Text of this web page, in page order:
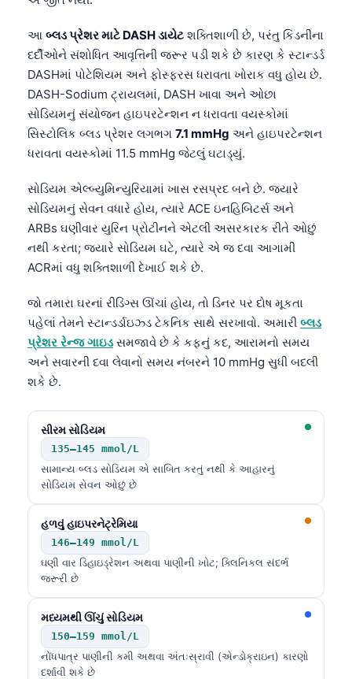
આ બ્લડ પ્રેશર માટે DASH ડાયેટ શક્તિશાળી છે, પરંતુ કિડનીના
દર્દીઓને સંશોધિત આવૃત્તિની જરૂર પડી શકે છે કારણ કે સ્ટાન્ડર્ડ
DASHમાં પોટેશિયમ અને ફોસ્ફરસ ધરાવતા ખોરાક વધુ હોય છે.
DASH-Sodium ટ્રાયલમાં, DASH ખાવા અને ઓછા
સોડિયમનું સંયોજન હાઇપરટેન્શન ન ધરાવતા વયસ્કોમાં
સિસ્ટોલિક બ્લડ પ્રેશર લગભગ 7.1 mmHg અને હાઇપરટેન્શન
ધરાવતા વયસ્કોમાં 11.5 mmHg જેટલું ઘટાડ્યું.
સોડિયમ એલ્બ્યુમિન્યુરિયામાં ખાસ રસપ્રદ બને છે. જ્યારે
સોડિયમનું સેવન વધારે હોય, ત્યારે ACE ઇનહિબિટર્સ અને
ARBs ઘણીવાર યુરિન પ્રોટીનને એટલી અસરકારક રીતે ઓછું
નથી કરતા; જ્યારે સોડિયમ ઘટે, ત્યારે એ જ દવા આગામી
ACRમાં વધુ શક્તિશાળી દેખાઈ શકે છે.
જો તમારા ઘરનાં રીડિંગ્સ ઊંચાં હોય, તો ડિનર પર દોષ મૂકતા
પહેલાં તેમને સ્ટાન્ડર્ડાઇઝ્ડ ટેકનિક સાથે સરખાવો. અમારી બ્લડ
પ્રેશર રેન્જ ગાઇડસમજાવે છે કે કફનું કદ, આરામનો સમય
અને સવારની દવા લેવાનો સમય નંબરને 10 mmHg સુધી બદલી
શકે છે.
સીરમ સોડિયમ
135–145 mmol/L
સામાન્ય બ્લડ સોડિયમ એ સાબિત કરતું નથી કે આહારનું
સોડિયમ સેવન ઓછું છે
હળવું હાઇપરનેટ્રેમિયા
146–149 mmol/L
ઘણી વાર ડિહાઇડ્રેશન અથવા પાણીની ખોટ; ક્લિનિકલ સંદર્ભ
જરૂરી છે
મધ્યમથી ઊંચું સોડિયમ
150–159 mmol/L
નોંધપાત્ર પાણીની કમી અથવા અંતઃસ્રાવી (એન્ડોક્રાઇન) કારણો
દર્શાવી શકે છે
Norsk bokmål